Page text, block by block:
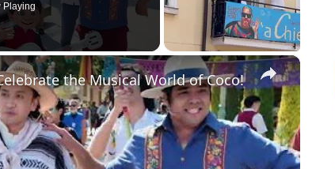
Playing
×
the Musical World of Coco!